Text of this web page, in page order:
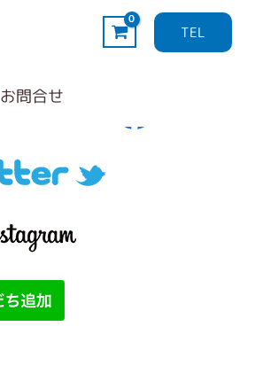
TEL
お問合せ